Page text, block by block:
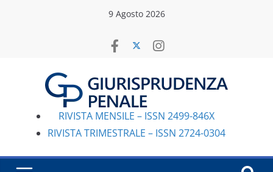
9 Agosto 2026
RIVISTA MENSILE – ISSN 2499-846X
RIVISTA TRIMESTRALE – ISSN 2724-0304